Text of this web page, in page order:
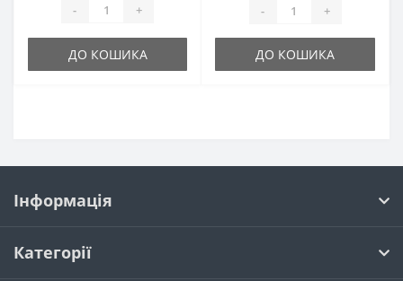
- +
ДО КОШИКА
- +
ДО КОШИКА
Інформація
Категорії